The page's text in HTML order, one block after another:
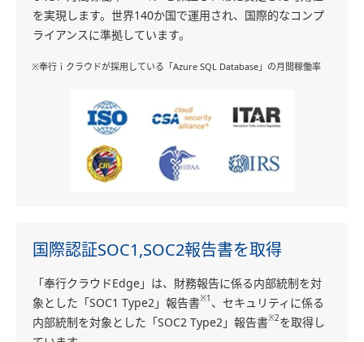
を実現します。世界140か国で運用され、国際的なコンプ
ライアンスに準拠しています。
※奉行ｉクラウドが採用している「Azure SQL Database」の月間稼働率
国際認証SOC1,SOC2報告書を取得
「奉行クラウドEdge」は、財務報告に係る内部統制を対
象とした「SOC1 Type2」報告書※1 、セキュリティに係る
内部統制を対象とした「SOC2 Type2」報告書※2 を取得し